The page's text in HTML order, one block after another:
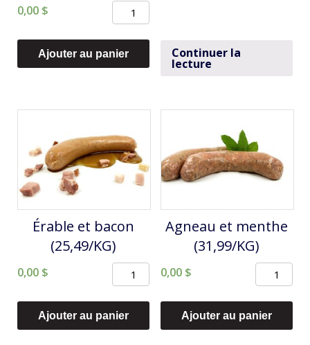
0,00 $
quantité
Fromage
de
et
(28,49/KG)
Ajouter au panier Continuer la
lecture
Érable et bacon
(25,49/KG)
0,00 $
quantité
Érable
et
Ajouter au panier
Agneau et menthe
(31,99/KG)
0,00 $
quantité
Agneau
et
Ajouter au panier